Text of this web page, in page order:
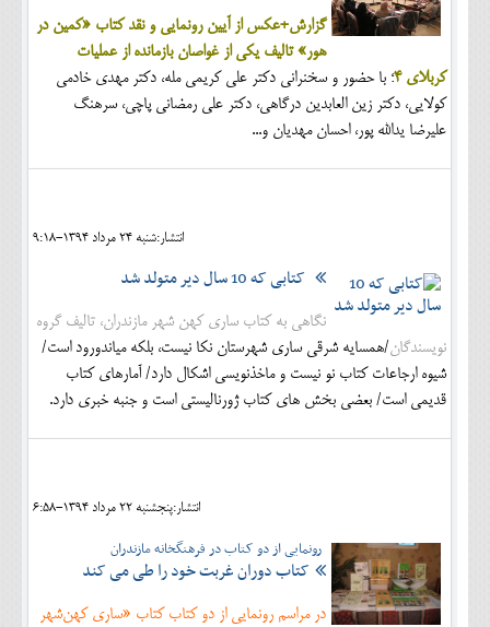
حقوقی
محیط زیست و گردشگری
فرهنگی و هنری
اقتصادی
گزارش+عکس از آیین رونمایی و نقد کتاب «کمین در
هور» تالیف یکی از غواصان بازمانده از عملیات
کربلای 4 ؛ با حضور و سخنرانی دکتر علی کریمی مله، دکتر مهدی خادمی
کولایی، دکتر زین العابدین درگاهی، دکتر علی رمضانی پاچی، سرهنگ
علیرضا یدالله پور، احسان مهدیان و...
انتشار:شنبه 24 مرداد 1394-9:18
کتابی که 10 سال دیر متولد شد
نگاهی به کتاب ساری کهن شهر مازندران، تالیف گروه
نویسندگان/همسایه شرقی ساری شهرستان نکا نیست، بلکه میاندورود است/
شیوه ارجاعات کتاب نو نیست و ماخذنویسی اشکال دارد/ آمارهای کتاب
قدیمی است/ بعضی بخش های کتاب ژورنالیستی است و جنبه خبری دارد.
انتشار:پنجشنبه 22 مرداد 1394-6:58
رونمایی از دو کتاب در فرهنگخانه مازندران
کتاب دوران غربت خود را طی می کند
در مراسم رونمایی از دو کتاب کتاب «ساری کهن‌شهر